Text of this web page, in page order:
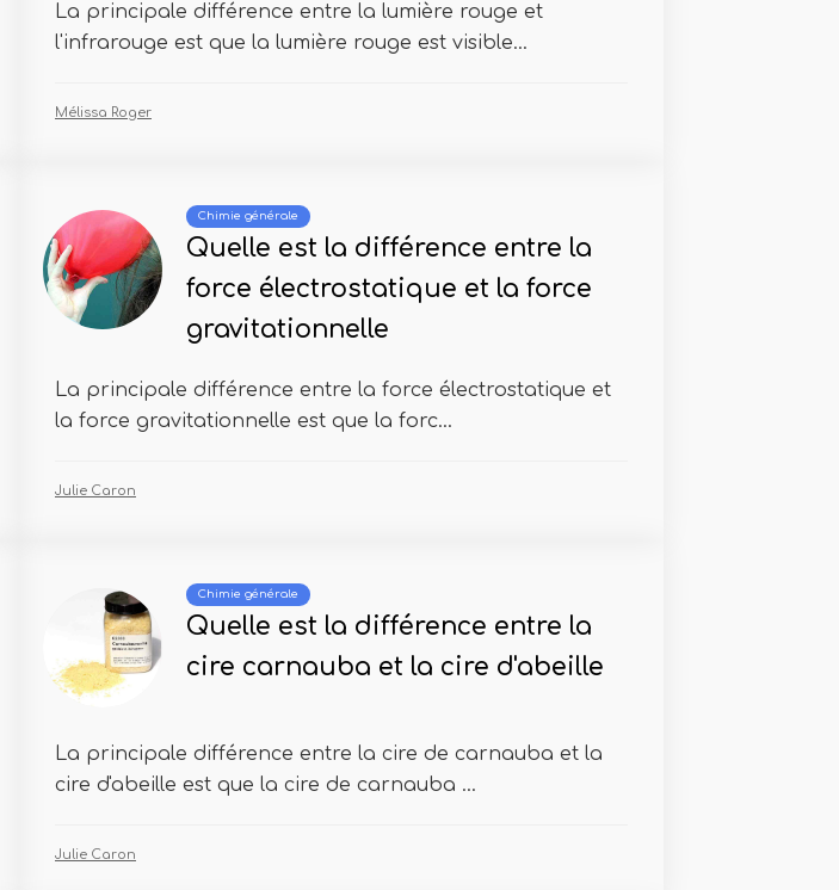
La principale différence entre la lumière rouge et
l'infrarouge est que la lumière rouge est visible...
Mélissa Roger
Chimie générale
Quelle est la différence entre la
force électrostatique et la force
gravitationnelle
La principale différence entre la force électrostatique et
la force gravitationnelle est que la forc...
Julie Caron
Chimie générale
Quelle est la différence entre la
cire carnauba et la cire d'abeille
La principale différence entre la cire de carnauba et la
cire d'abeille est que la cire de carnauba ...
Julie Caron